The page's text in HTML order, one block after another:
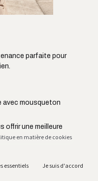
parfaite pour
avec mousqueton
ordinateur (jusqu'à 14
offrir une meilleure
en matière de cookies
essentiels Je suis d'accord